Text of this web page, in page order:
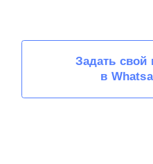
Задать свой
в